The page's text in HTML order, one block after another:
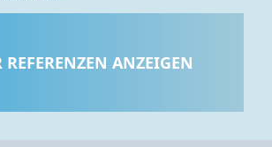
REFERENZEN ANZEIGEN